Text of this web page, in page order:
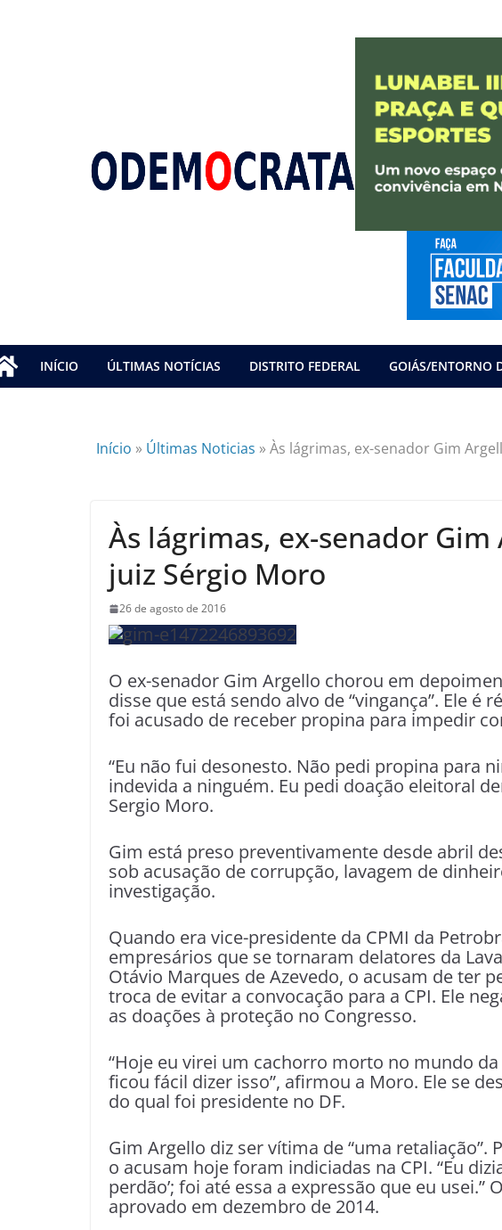
INÍCIO ÚLTIMAS NOTÍCIAS DISTRITO FEDERAL GOIÁS/ENTORNO
Início » Últimas Noticias »Às lágrimas, ex-senador Gim
Às lágrimas, ex-senador
juiz Sérgio Moro
26 de agosto de 2016
O ex-senador Gim Argello chorou em
disse que está sendo alvo de “vingança”. Ele é
foi acusado de receber propina para impedir
“Eu não fui desonesto. Não pedi propina para
indevida a ninguém. Eu pedi doação eleitoral
Sergio Moro.
Gim está preso preventivamente desde abril
sob acusação de corrupção, lavagem de
investigação.
Quando era vice-presidente da CPMI da
empresários que se tornaram delatores da
Otávio Marques de Azevedo, o acusam de ter
troca de evitar a convocação para a CPI. Ele
as doações à proteção no Congresso.
“Hoje eu virei um cachorro morto no mundo
ficou fácil dizer isso”, afirmou a Moro. Ele se
do qual foi presidente no DF.
Gim Argello diz ser vítima de “uma retaliação”.
o acusam hoje foram indiciadas na CPI. “Eu
perdão’; foi até essa a expressão que eu
aprovado em dezembro de 2014.